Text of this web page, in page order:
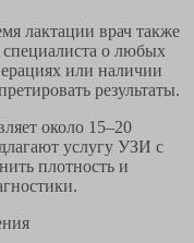
лактации врач также
о любых
или наличии
результаты.
около 15–20
услугу УЗИ с
плотность и